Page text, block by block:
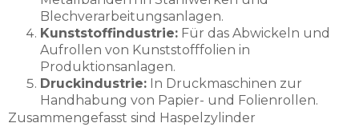
Blechverarbeitungsanlagen.
Kunststoffindustrie: Für das Abwickeln und
Aufrollen von Kunststofffolien in
Produktionsanlagen.
Druckindustrie: In Druckmaschinen zur
Handhabung von Papier- und Folienrollen.
Zusammengefasst sind Haspelzylinder